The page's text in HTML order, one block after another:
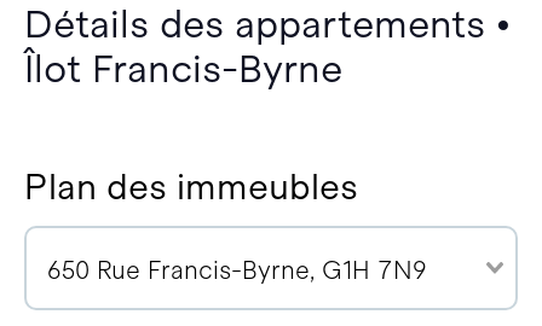
Détails des appartements •
Îlot Francis-Byrne
Plan des immeubles
650 Rue Francis-Byrne, G1H 7N9